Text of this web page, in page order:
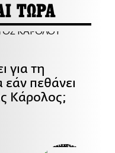
ΤΩΡΑ
για τη
εάν πεθάνει
Κάρολος;